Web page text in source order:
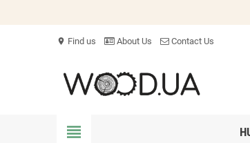
location_on Find us About Us Contact Us
view_headline